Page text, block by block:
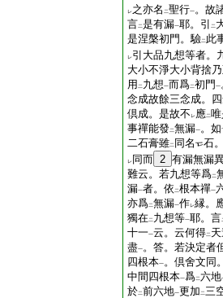
レ之亦名 二聖行一。故
言二是有漏一耶。引 二
是涅槃初門。驗二 此
レ引大品九想等者。
大小不淨大小背捨
用 二 九想一而爲二初門 一
念成故餘三念成。
倶成。是故不 レ應二
事禪能發 二無漏一。如
二石膏雖二 同名 石
レ 同而 2 有漏無漏
難云。若九想等爲二
漏一者。依 二根本禪一
亦爲二無漏一作レ縁。
獨在二 九想等一耶。言
十一一云。云何得二
盡一。答。若決定者
四根本一。倶舍文同
中間四根本一爲二六地
於二前六地一更加 二三